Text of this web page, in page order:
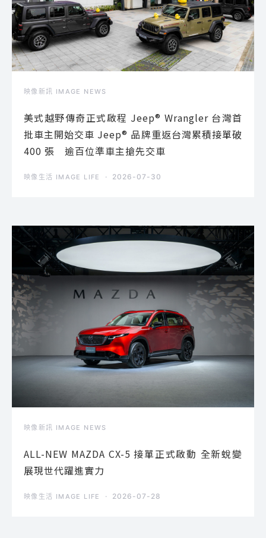
映像新訊 IMAGE NEWS
美式越野傳奇正式啟程 Jeep® Wrangler 台灣首
批車主開始交車 Jeep® 品牌重返台灣累積接單破
400 張 逾百位準車主搶先交車
映像生活 IMAGE LIFE 2026-07-30
映像新訊 IMAGE NEWS
ALL-NEW MAZDA CX-5 接單正式啟動 全新蛻變
展現世代躍進實力
映像生活 IMAGE LIFE 2026-07-28